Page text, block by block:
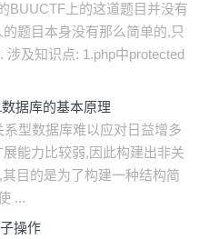
BUUCTF上的这道题目并没有
题目本身没有那么简单的,只
及知识点: 1.php中protected
据库的基本原理
型数据库难以应对日益增多
能力比较弱,因此构建出非关
目的是为了构建一种结构简
...
操作